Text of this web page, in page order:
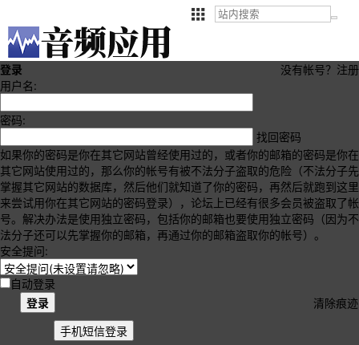
没有帐号？ 注册
登录
用户名:
密码:
找回密码
如果你的密码是你在其它网站曾经使用过的，或者你的邮箱的密码是你在
其它网站使用过的，那么你的帐号有被不法分子盗取的危险（不法分子先
掌握其它网站的数据库，然后他们就知道了你的密码，再然后就跑到这里
来尝试用你在其它网站的密码登录），论坛上已经有很多会员被盗取了帐
号。解决办法是使用独立密码，包括你的邮箱也要使用独立密码（因为不
法分子还可以先掌握你的邮箱，再通过你的邮箱盗取你的帐号）。
安全提问:
自动登录
登录
清除痕迹
手机短信登录